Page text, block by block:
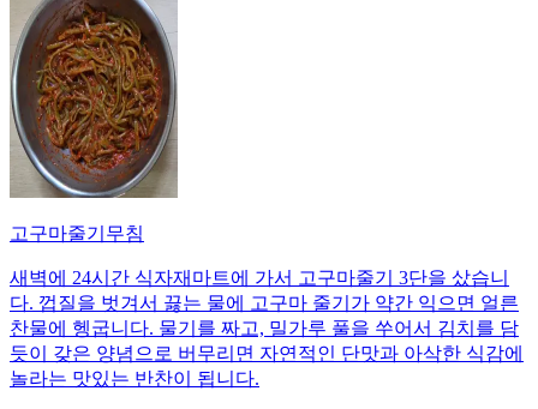
고구마줄기무침
새벽에 24시간 식자재마트에 가서 고구마줄기 3단을 샀습니
다. 껍질을 벗겨서 끓는 물에 고구마 줄기가 약간 익으면 얼른
찬물에 헹굽니다. 물기를 짜고, 밀가루 풀을 쑤어서 김치를 담
듯이 갖은 양념으로 버무리면 자연적인 단맛과 아삭한 식감에
놀라는 맛있는 반찬이 됩니다.